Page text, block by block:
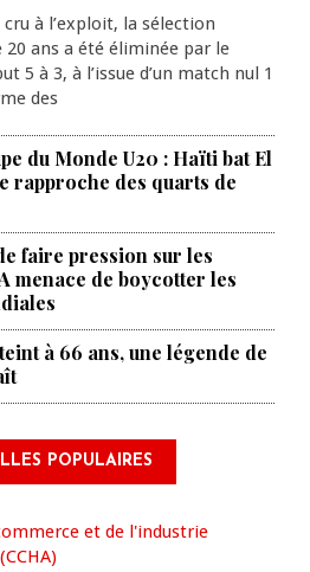
à l’exploit, la sélection
ans a été éliminée par le
5 à 3, à l’issue d’un match nul 1
des
du Monde U20 : Haïti bat El
rapproche des quarts de
faire pression sur les
menace de boycotter les
à 66 ans, une légende de
POPULAIRES